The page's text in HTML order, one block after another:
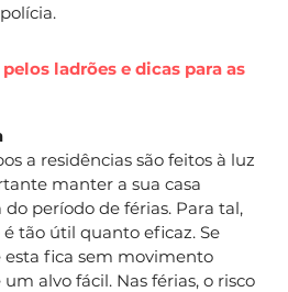
ladrões e dicas para as
a residências são feitos à luz
manter a sua casa
período de férias. Para tal,
tão útil quanto eficaz. Se
esta fica sem movimento
alvo fácil. Nas férias, o risco